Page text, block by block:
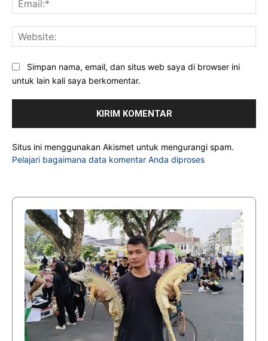
Simpan nama, email, dan situs web saya di browser ini
untuk lain kali saya berkomentar.
Situs ini menggunakan Akismet untuk mengurangi spam.
Pelajari bagaimana data komentar Anda diproses